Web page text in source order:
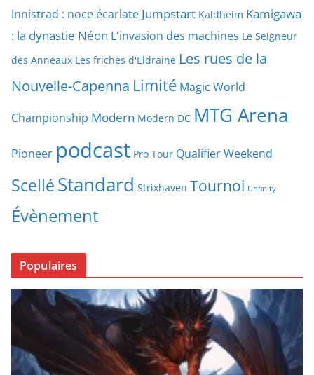
Innistrad : noce écarlate Jumpstart Kaldheim Kamigawa
: la dynastie Néon L'invasion des machines Le Seigneur
des Anneaux Les friches d'Eldraine Les rues de la
Nouvelle-Capenna Limité Magic World
Championship Modern Modern DC MTG Arena
Pioneer podcast Pro Tour Qualifier Weekend
ScelléStandard Strixhaven Tournoi Unfinity
Évènement
Populaires